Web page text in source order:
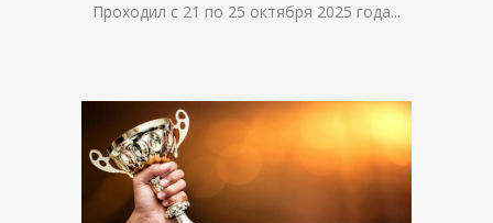
Проходил с 21 по 25 октября 2025 года...